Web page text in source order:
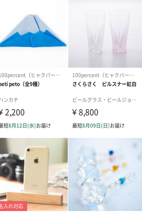
沢に使用しました。
パーセント）」
のデザイン
、寒いわけでもなく現れるこのある「ト
く、心と身体とで「悟る」直感的感覚
から全身に波紋のように広がってゆく
たちは「100％」と呼び大切にしていま